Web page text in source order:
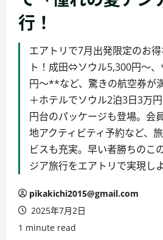
行！
エアトリで7月出発限定のお
ト！成田⇔ソウル5,300円～
円～**など、驚きの航空券が
＋ホテルでソウル2泊3日3万
円台のパッケージも登場。会
地アクティビティ予約など、
ビスも充実。早い者勝ちのこ
ジア旅行をエアトリで実現し
pikakichi2015@gmail.com
2025年7月2日
1 minute read